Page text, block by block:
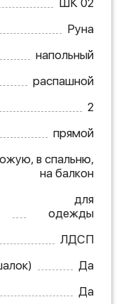
Руна
напольный
распашной
2
прямой
в спальню,
на балкон
для
одежды
ЛДСП
Да
Да